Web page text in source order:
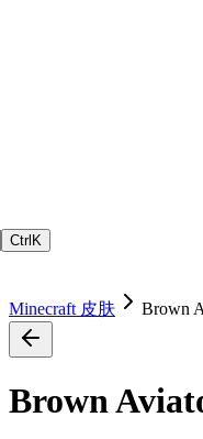
Ctrl K
Minecraft 皮肤 Brown
Brown